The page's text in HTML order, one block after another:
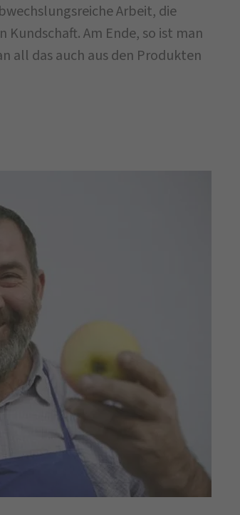
Arbeit, die
Am Ende, so ist man
all das auch aus den Produkten